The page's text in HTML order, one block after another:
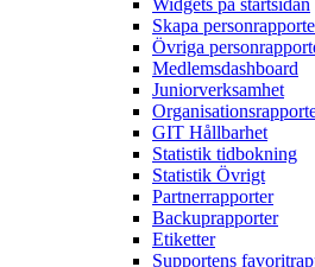
Widgets på startsidan
Skapa
Övriga
Medlemsdashboard
Juniorverksamhet
GIT Hållbarhet
Statistik tidbokning
Statistik Övrigt
Partnerrapporter
Backuprapporter
Etiketter
Supportens